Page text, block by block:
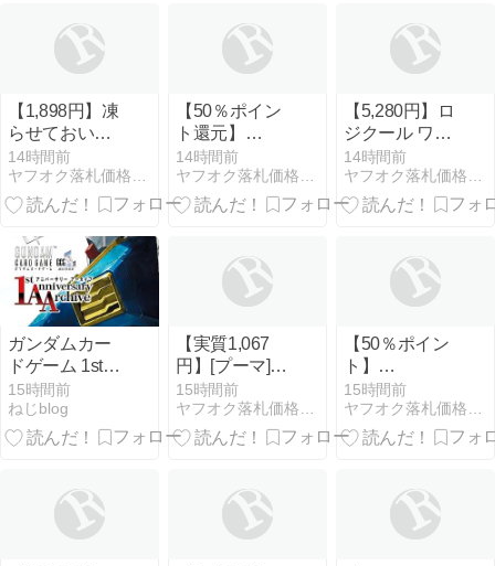
ーヒー 粉 】
【1,898円】凍
らせておいし
いカルピス
490ml 24本
14時間前
【50％ポイン
ト還元】
【Kindle本】
忘却バッテリ
ー 1~24巻
14時間前
【5,280円】ロ
ジクール ワイ
ヤレスマウス
トラックボー
ル 無線 電池寿
14時間前
ガンダムカー
ドゲーム 1stア
ニバーサリー
アーカイブ
15時間前
ねじblog
【実質1,067
円】[プーマ]
カジュアル
ESS LOGO
LAB MX SS バ
686869 メンズ
Lサイズ
15時間前
【50％ポイン
ト】
【Kindle】青
と陽炎 1~4巻
15時間前